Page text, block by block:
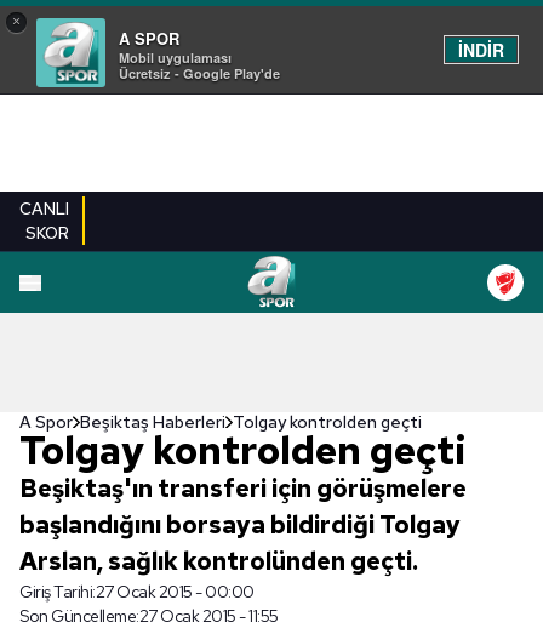
×
A SPOR
Mobil uygulaması
Ücretsiz - Google Play'de
İNDİR
CANLI
SKOR
A Spor Beşiktaş Haberleri Tolgay kontrolden geçti
Tolgay kontrolden geçti
Beşiktaş'ın transferi için görüşmelere
başlandığını borsaya bildirdiği Tolgay
Arslan, sağlık kontrolünden geçti.
Giriş Tarihi:27 Ocak 2015 - 00:00
Son Güncelleme:27 Ocak 2015 - 11:55